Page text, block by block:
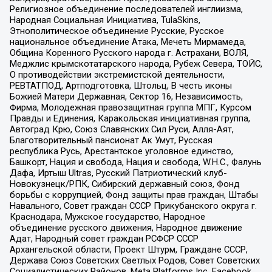
Религиозное объединение последователей инглиизма,
Народная Социальная Инициатива, TulaSkins,
Этнополитическое объединение Русские, Русское
национальное объединение Атака, Мечеть Мирмамеда,
Община Коренного Русского народа г. Астрахани, ВОЛЯ,
Меджлис крымскотатарского народа, Рубеж Севера, ТОЙС,
О противодействии экстремистской деятельности,
РЕВТАТПОД, Артподготовка, Штольц, В честь иконы
Божией Матери Державная, Сектор 16, Независимость,
Фирма, Молодежная правозащитная группа МПГ, Курсом
Правды и Единения, Каракольская инициативная группа,
Автоград Крю, Союз Славянских Сил Руси, Алля-Аят,
Благотворительный пансионат Ак Умут, Русская
республика Русь, Арестантское уголовное единство,
Башкорт, Нация и свобода, Нация и свобода, W.H.С., Фалунь
Дафа, Иртыш Ultras, Русский Патриотический клуб-
Новокузнецк/РПК, Сибирский державный союз, Фонд
борьбы с коррупцией, Фонд защиты прав граждан, Штабы
Навального, Совет граждан СССР Прикубанского округа г.
Краснодара, Мужское государство, Народное
объединение русского движения, Народное движение
Адат, Народный совет граждан РСФСР СССР
Архангельской области, Проект Штурм, Граждане СССР,
Держава Союз Советских Светлых Родов, Совет Советских